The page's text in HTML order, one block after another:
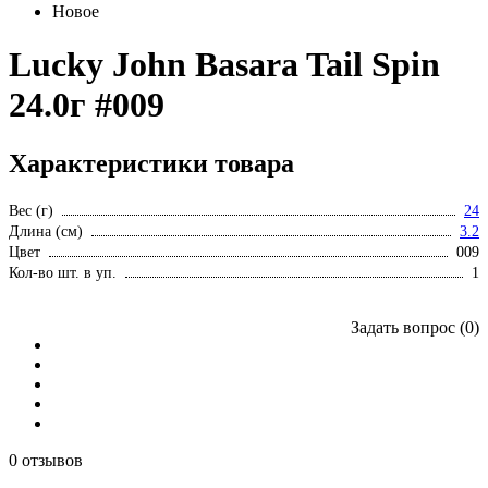
Новое
Lucky John Basara Tail Spin
24.0г #009
Характеристики товара
Вес (г)
24
Длина (см)
3.2
Цвет
009
Кол-во шт. в уп.
1
0 отзывов
Задать вопрос (0)